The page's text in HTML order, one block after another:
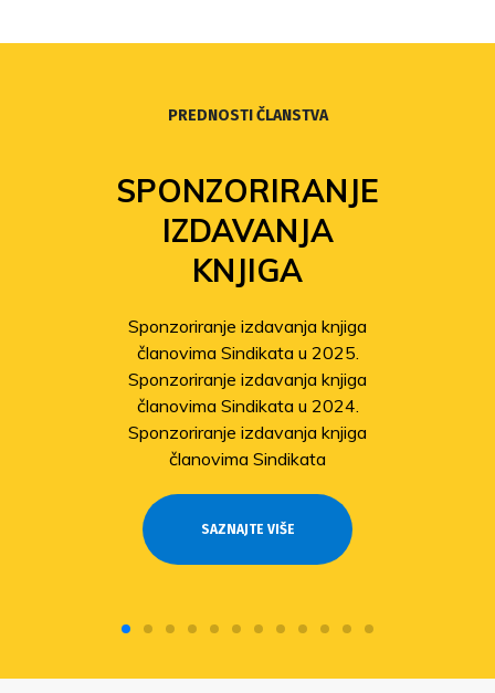
PREDNOSTI ČLANSTVA
SPONZORIRANJE
IZDAVANJA
KNJIGA
Sponzoriranje izdavanja knjiga
članovima Sindikata u 2025.
Sponzoriranje izdavanja knjiga
članovima Sindikata u 2024.
Sponzoriranje izdavanja knjiga
članovima Sindikata
SAZNAJTE VIŠE